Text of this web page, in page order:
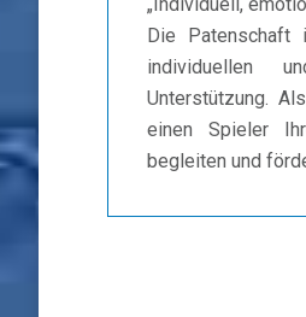
„Individuell,
Die
individuellen
Unterstützung.
einen Spieler
begleiten und